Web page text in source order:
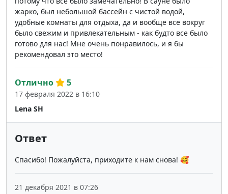
жарко, был небольшой бассейн с чистой водой,
удобные комнаты для отдыха, да и вообще все вокруг
было свежим и привлекательным - как будто все было
готово для нас! Мне очень понравилось, и я бы
рекомендовал это место!
Lena SH
Отлично 5
17 февраля 2022 в 16:10
Ответ
Спасибо! Пожалуйста, приходите к нам снова! 🥰
21 декабря 2021 в 07:26